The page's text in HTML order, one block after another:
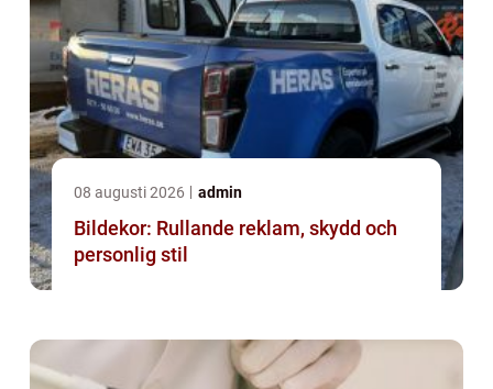
08 augusti 2026 admin
Bildekor: Rullande reklam, skydd och
personlig stil